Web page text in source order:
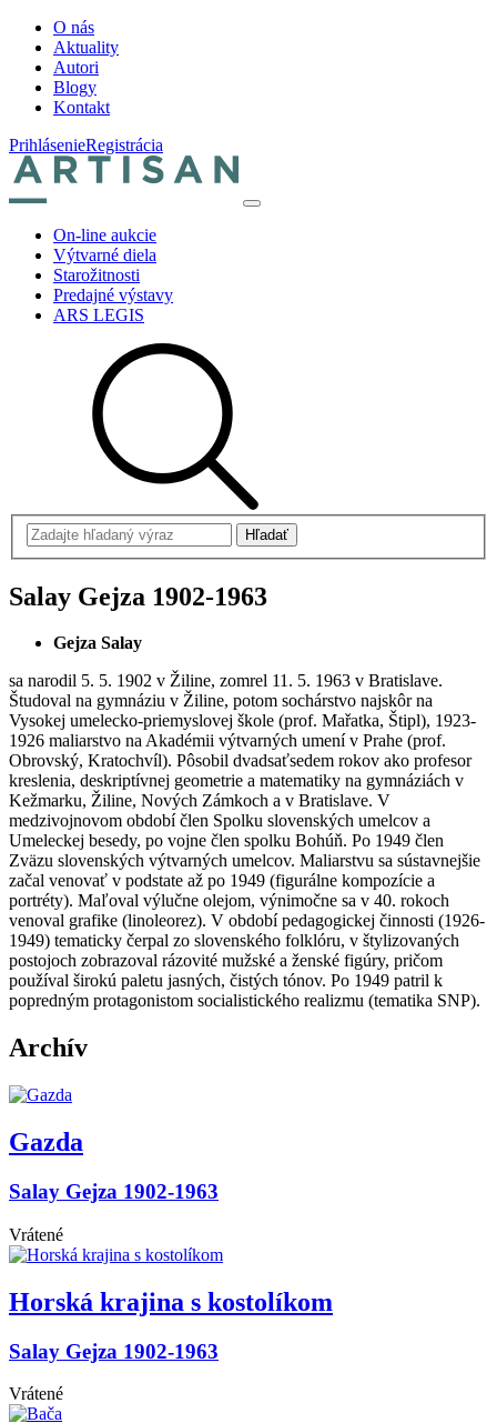
O nás
Aktuality
Autori
Blogy
Kontakt
PrihlásenieRegistrácia
On-line aukcie
Výtvarné diela
Starožitnosti
Predajné výstavy
ARS LEGIS
Salay Gejza 1902-1963
Gejza Salay
sa narodil 5. 5. 1902 v Žiline, zomrel 11. 5. 1963 v Bratislave.
Študoval na gymnáziu v Žiline, potom sochárstvo najskôr na
Vysokej umelecko-priemyslovej škole (prof. Mařatka, Štipl), 1923-
1926 maliarstvo na Akadémii výtvarných umení v Prahe (prof.
Obrovský, Kratochvíl). Pôsobil dvadsaťsedem rokov ako profesor
kreslenia, deskriptívnej geometrie a matematiky na gymnáziách v
Kežmarku, Žiline, Nových Zámkoch a v Bratislave. V
medzivojnovom období člen Spolku slovenských umelcov a
Umeleckej besedy, po vojne člen spolku Bohúň. Po 1949 člen
Zväzu slovenských výtvarných umelcov. Maliarstvu sa sústavnejšie
začal venovať v podstate až po 1949 (figurálne kompozície a
portréty). Maľoval výlučne olejom, výnimočne sa v 40. rokoch
venoval grafike (linoleorez). V období pedagogickej činnosti (1926-
1949) tematicky čerpal zo slovenského folklóru, v štylizovaných
postojoch zobrazoval rázovité mužské a ženské figúry, pričom
používal širokú paletu jasných, čistých tónov. Po 1949 patril k
popredným protagonistom socialistického realizmu (tematika SNP).
Archív
Gazda
Salay Gejza 1902-1963
Vrátené
Horská krajina s kostolíkom
Salay Gejza 1902-1963
Vrátené